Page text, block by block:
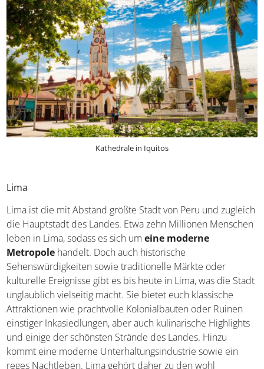
Lima
Lima ist die mit Abstand größte Stadt von Peru und
zugleich die Hauptstadt des Landes. Etwa zehn Millionen
Menschen leben in Lima, sodass es sich umeine
moderne Metropolehandelt. Doch auch historische
Sehenswürdigkeiten sowie traditionelle Märkte oder
kulturelle Ereignisse gibt es bis heute in Lima, was die
Stadt unglaublich vielseitig macht. Sie bietet euch
klassische Attraktionen wie prachtvolle Kolonialbauten
oder Ruinen einstiger Inkasiedlungen, aber auch